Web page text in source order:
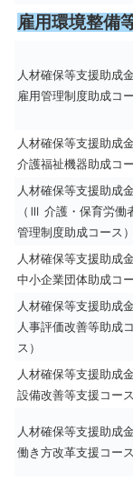
雇用環境整備
人材確保等支援助成
雇用管理制度助成コー
人材確保等支援助成
介護福祉機器助成コー
人材確保等支援助成
（Ⅲ 介護・保育労働
管理制度助成コース）
人材確保等支援助成
中小企業団体助成コー
人材確保等支援助成
人事評価改善等助成
ス）
人材確保等支援助成
設備改善等支援コース
人材確保等支援助成
働き方改革支援コース